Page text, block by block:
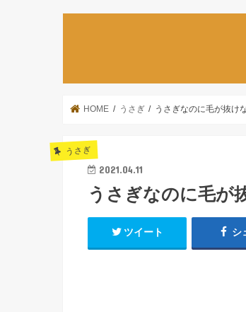
HOME うさぎ うさぎなのに毛が抜け
うさぎ
2021.04.11
うさぎなのに毛が
ツイート シ